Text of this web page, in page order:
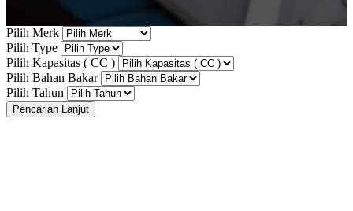
Pilih Merk
Pilih Type
Pilih Kapasitas ( CC )
Pilih Bahan Bakar
Pilih Tahun
Pencarian Lanjut